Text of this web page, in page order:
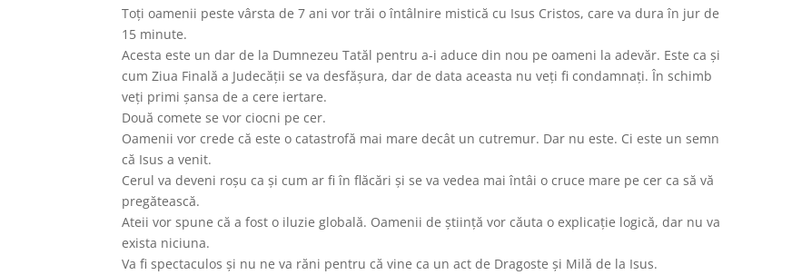
Toți oamenii peste vârsta de 7 ani vor trăi o întâlnire mistică cu Isus Cristos, care va dura în jur de
15 minute.
Acesta este un dar de la Dumnezeu Tatăl pentru a-i aduce din nou pe oameni la adevăr. Este ca și
cum Ziua Finală a Judecății se va desfășura, dar de data aceasta nu veți fi condamnați. În schimb
veți primi șansa de a cere iertare.
Două comete se vor ciocni pe cer.
Oamenii vor crede că este o catastrofă mai mare decât un cutremur. Dar nu este. Ci este un semn
că Isus a venit.
Cerul va deveni roșu ca și cum ar fi în flăcări și se va vedea mai întâi o cruce mare pe cer ca să vă
pregătească.
Ateii vor spune că a fost o iluzie globală. Oamenii de știință vor căuta o explicație logică, dar nu va
exista niciuna.
Va fi spectaculos și nu ne va răni pentru că vine ca un act de Dragoste și Milă de la Isus.